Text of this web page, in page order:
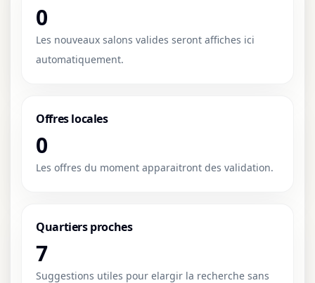
0
Les nouveaux salons valides seront affiches ici
automatiquement.
Offres locales
0
Les offres du moment apparaitront des validation.
Quartiers proches
7
Suggestions utiles pour elargir la recherche sans